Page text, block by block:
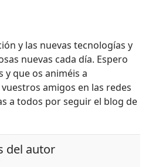
y las nuevas tecnologías y
nuevas cada día. Espero
y que os animéis a
amigos en las redes
a todos por seguir el blog de
del autor